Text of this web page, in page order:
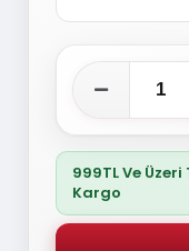
999TL Ve
Kargo